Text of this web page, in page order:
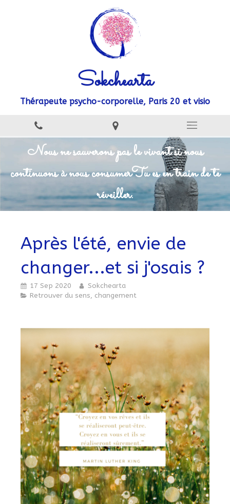
Sokchearta
Thérapeute psycho-corporelle, Paris 20 et visio
Nous ne sauverons pas le vivant si nous
continuons à nous consumerTu es en train de te
réveiller.
Après l'été, envie de
changer...et si j'osais ?
17 Sep 2020
Sokchearta
Retrouver du sens, changement